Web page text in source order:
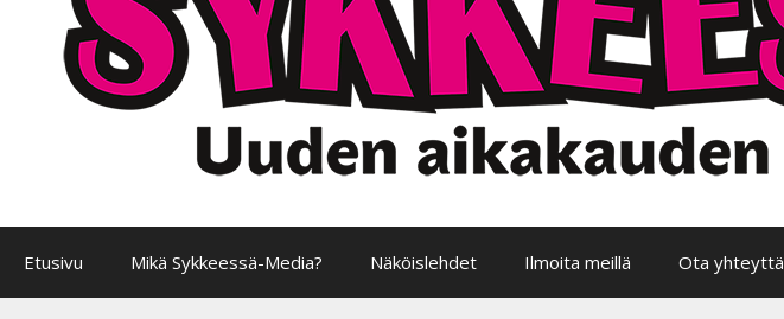
Etusivu Mikä Sykkeessä-Media? Näköislehdet Ilmoita meillä Ota yhteyttä